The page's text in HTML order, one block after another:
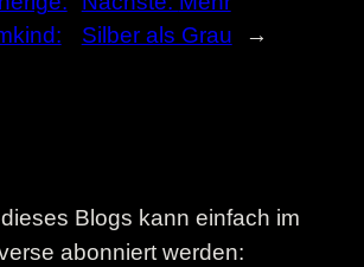
Silber als Grau
→
Blogs kann einfach im
abonniert werden: